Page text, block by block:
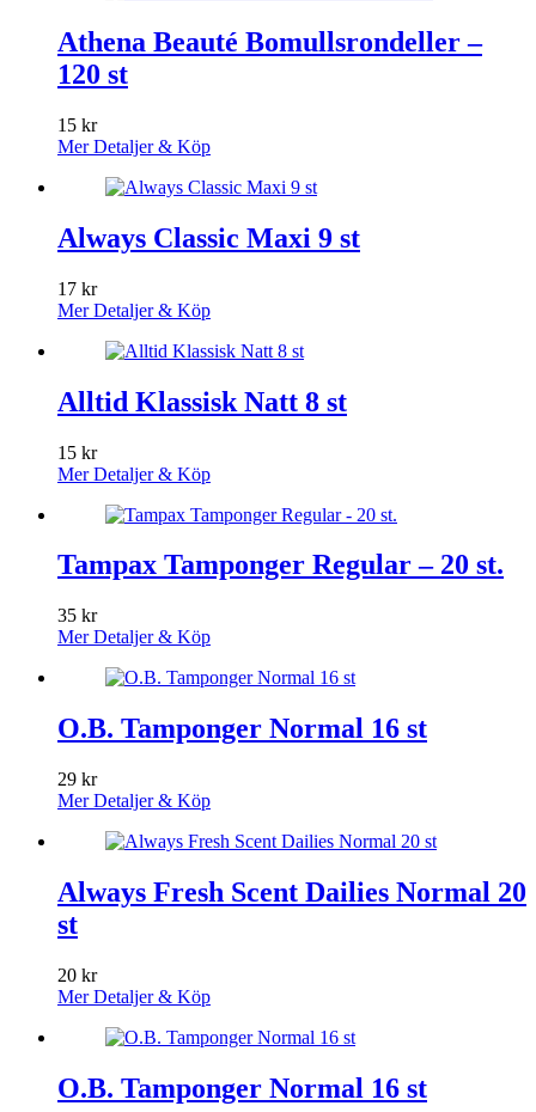
Athena Beauté Bomullsrondeller –
120 st
15 kr
Mer Detaljer & Köp
Always Classic Maxi 9 st
17 kr
Mer Detaljer & Köp
Alltid Klassisk Natt 8 st
15 kr
Mer Detaljer & Köp
Tampax Tamponger Regular – 20 st.
35 kr
Mer Detaljer & Köp
O.B. Tamponger Normal 16 st
29 kr
Mer Detaljer & Köp
Always Fresh Scent Dailies Normal 20
st
20 kr
Mer Detaljer & Köp
O.B. Tamponger Normal 16 st